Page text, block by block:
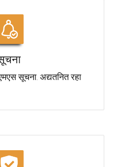
सूचना. अद्यतनित रहा